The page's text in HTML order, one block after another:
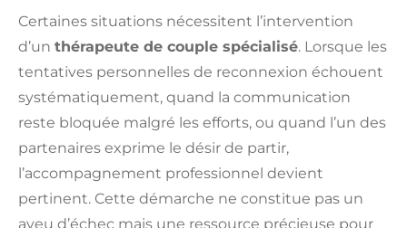
Certaines situations nécessitent l’intervention
d’un thérapeute de couple spécialisé. Lorsque les
tentatives personnelles de reconnexion échouent
systématiquement, quand la communication
reste bloquée malgré les efforts, ou quand l’un des
partenaires exprime le désir de partir,
l’accompagnement professionnel devient
pertinent. Cette démarche ne constitue pas un
aveu d’échec mais une ressource précieuse pour